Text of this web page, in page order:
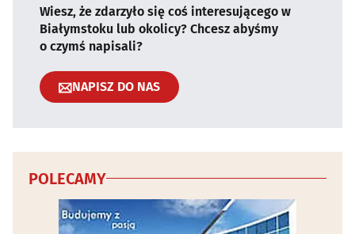
Wiesz, że zdarzyło się coś interesującego w
Białymstoku lub okolicy? Chcesz abyśmy
o czymś napisali?
NAPISZ DO NAS
POLECAMY